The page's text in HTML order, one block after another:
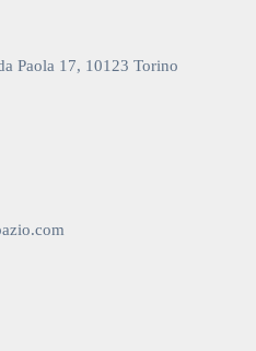
Paola 17, 10123 Torino